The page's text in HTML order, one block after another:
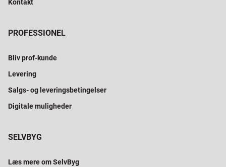
Kontakt
PROFESSIONEL
Bliv prof-kunde
Levering
Salgs- og leveringsbetingelser
Digitale muligheder
SELVBYG
Læs mere om SelvByg